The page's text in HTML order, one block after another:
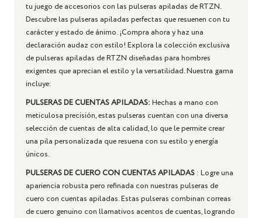
tu juego de accesorios con las pulseras apiladas de RTZN.
Descubre las pulseras apiladas perfectas que resuenen con tu
carácter y estado de ánimo. ¡Compra ahora y haz una
declaración audaz con estilo! Explora la colección exclusiva
de pulseras apiladas de RTZN diseñadas para hombres
exigentes que aprecian el estilo y la versatilidad. Nuestra gama
incluye:
PULSERAS DE CUENTAS APILADAS: Hechas a mano con
meticulosa precisión, estas pulseras cuentan con una diversa
selección de cuentas de alta calidad, lo que le permite crear
una pila personalizada que resuena con su estilo y energía
únicos.
PULSERAS DE CUERO CON CUENTAS APILADAS : Logre una
apariencia robusta pero refinada con nuestras pulseras de
cuero con cuentas apiladas. Estas pulseras combinan correas
de cuero genuino con llamativos acentos de cuentas, logrando